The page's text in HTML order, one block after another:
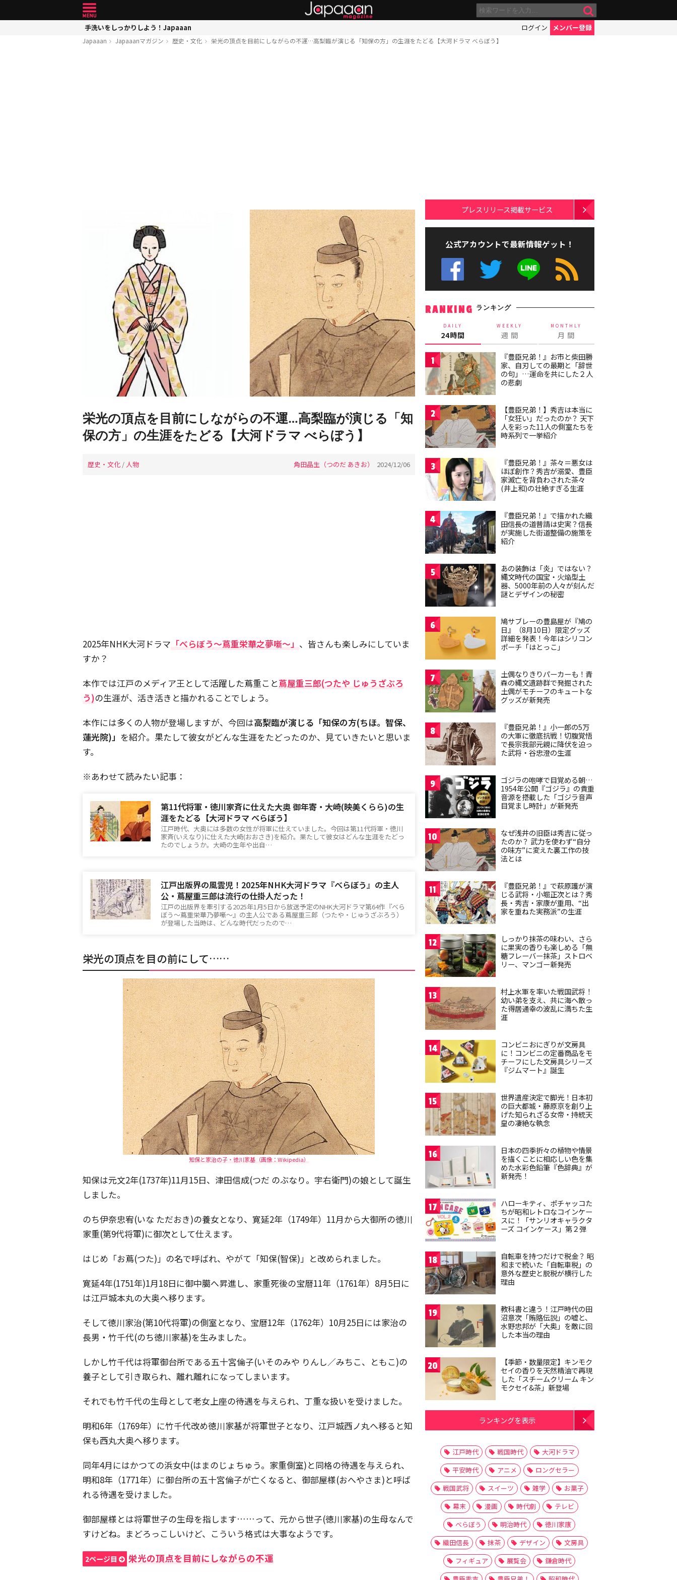
手洗いをしっかりしよう！Japaaan ログイン メンバー登録
Japaaan Japaaanマガジン 歴史・文化 栄光の頂点を目前にしながらの不運…高梨臨が演じる「知保の方」の生涯をたどる【大河ドラマ べらぼう】
栄光の頂点を目前にしながらの不運…高梨臨が演じる「知
保の方」の生涯をたどる【大河ドラマ べらぼう】
歴史・文化 / 人物 角田晶生（つのだ あきお） 2024/12/06
2025年NHK大河ドラマ 「べらぼう～蔦重栄華之夢噺～」 、皆さんも楽しみにしていま
すか？
本作では江戸のメディア王として活躍した蔦重こと蔦屋重三郎(つたや じゅうざぶろ
う)の生涯が、活き活きと描かれることでしょう。
本作には多くの人物が登場しますが、今回は高梨臨が演じる「知保の方(ちほ。智保、
蓮光院)」 を紹介。果たして彼女がどんな生涯をたどったのか、見ていきたいと思いま
す。
※あわせて読みたい記事：
第11代将軍・徳川家斉に仕えた大奥 御年寄・大崎(映美くらら)の生
涯をたどる【大河ドラマ べらぼう】
江戸時代、大奥には多数の女性が将軍に仕えていました。今回は第11代将軍・徳川
家斉(いえなり)に仕えた大崎(おおさき)を紹介。果たして彼女はどんな生涯をたどっ
たのでしょうか。大崎の生年や出自…
江戸出版界の風雲児！2025年NHK大河ドラマ『べらぼう』の主人
公・蔦屋重三郎は流行の仕掛人だった！
江戸の出版界を牽引する2025年1月5日から放送予定のNHK大河ドラマ第64作『べら
ぼう〜蔦重栄華乃夢噺〜』の主人公である蔦屋重三郎（つたや・じゅうざぶろう）
が登場した当時は、どんな時代だったので…
栄光の頂点を目の前にして……
知保と家治の子・徳川家基（画像：Wikipedia）
知保は元文2年(1737年)11月15日、津田信成(つだ のぶなり。宇右衛門)の娘として誕生
しました。
のち伊奈忠宥(いな ただおき)の養女となり、寛延2年（1749年）11月から大御所の徳川
家重(第9代将軍)に御次として仕えます。
はじめ「お蔦(つた)」の名で呼ばれ、やがて「知保(智保)」と改められました。
寛延4年(1751年)1月18日に御中臈へ昇進し、家重死後の宝暦11年（1761年）8月5日に
は江戸城本丸の大奥へ移ります。
そして徳川家治(第10代将軍)の側室となり、宝暦12年（1762年）10月25日には家治の
長男・竹千代(のち徳川家基)を生みました。
しかし竹千代は将軍御台所である五十宮倫子(いそのみや りんし／みちこ、ともこ)の
養子として引き取られ、離れ離れになってしまいます。
それでも竹千代の生母として老女上座の待遇を与えられ、丁重な扱いを受けました。
明和6年（1769年）に竹千代改め徳川家基が将軍世子となり、江戸城西ノ丸へ移ると知
保も西丸大奥へ移ります。
同年4月にはかつての浜女中(はまのじょちゅう。家重側室)と同格の待遇を与えられ、
明和8年（1771年）に御台所の五十宮倫子が亡くなると、御部屋様(おへやさま)と呼ば
れる待遇を受けました。
御部屋様とは将軍世子の生母を指します……って、元から世子(徳川家基)の生母なんで
すけどね。まどろっこしいけど、こういう格式は大事なようです。
2ページ目 栄光の頂点を目前にしながらの不運
プレスリリース掲載サービス
公式アカウントで最新情報ゲット！
RANKING ランキング
DAILY
24時間
WEEKLY
週 間
MONTHLY
月 間
1
『豊臣兄弟！』お市と柴田勝
家、自刃しての最期と「辞世
の句」…運命を共にした２人
の悲劇
2
【豊臣兄弟！】秀吉は本当に
「女狂い」だったのか？ 天下
人を彩った11人の側室たちを
時系列で一挙紹介
3
『豊臣兄弟！』茶々＝悪女は
ほぼ創作？秀吉が溺愛、豊臣
家滅亡を背負わされた茶々
(井上和)の壮絶すぎる生涯
4
『豊臣兄弟！』で描かれた織
田信長の道普請は史実？信長
が実施した街道整備の施策を
紹介
5
あの装飾は「炎」ではない？
縄文時代の国宝・火焔型土
器、5000年前の人々が刻んだ
謎とデザインの秘密
6
鳩サブレーの豊島屋が『鳩の
日』（8月10日）限定グッズ
詳細を発表！今年はシリコン
ポーチ「はとっこ」
7
土偶なりきりパーカーも！青
森の縄文遺跡群で発掘された
土偶がモチーフのキュートな
グッズが新発売
8
『豊臣兄弟！』小一郎の5万
の大軍に徹底抗戦！切腹覚悟
で長宗我部元親に降伏を迫っ
た武将・谷忠澄の生涯
9
ゴジラの咆哮で目覚める朝…
1954年公開『ゴジラ』の貴重
音源を搭載した「ゴジラ音声
目覚まし時計」が新発売
10
なぜ浅井の旧臣は秀吉に従っ
たのか？ 武力を使わず“自分
の味方”に変えた裏工作の技
法とは
11
『豊臣兄弟！』で萩原護が演
じる武将・小堀正次とは？秀
長・秀吉・家康が重用、“出
家を重ねた実務派”の生涯
12
しっかり抹茶の味わい、さら
に果実の香りも楽しめる「無
糖フレーバー抹茶」ストロベ
リー、マンゴー新発売
13
村上水軍を率いた戦国武将！
幼い弟を支え、共に海へ散っ
た得居通幸の波乱に満ちた生
涯
14
コンビニおにぎりが文房具
に！コンビニの定番商品をモ
チーフにした文房具シリーズ
『ジムマート』誕生
15
世界遺産決定で脚光！日本初
の巨大都城・藤原京を創り上
げた知られざる女帝・持統天
皇の凄絶な執念
16
日本の四季折々の植物や情景
を描くことに相応しい色を集
めた水彩色鉛筆『色辞典』が
新発売！
17
ハローキティ、ポチャッコた
ちが昭和レトロなコインケー
スに！「サンリオキャラクタ
ーズ コインケース」第２弾
18
自転車を持つだけで税金？ 昭
和まで続いた「自転車税」の
意外な歴史と脱税が横行した
理由
19
教科書と違う！江戸時代の田
沼意次「賄賂伝説」の嘘と、
水野忠邦が「大奥」を敵に回
した本当の理由
20
【季節・数量限定】キンモク
セイの香りを天然精油で再現
した「スチームクリーム キン
モクセイ&茶」新登場
ランキングを表示
江戸時代 戦国時代
大河ドラマ
平安時代
アニメ
ロングセラー
戦国武将
スイーツ 雑学
お菓子
幕末
漫画 時代劇
テレビ
べらぼう
明治時代
徳川家康
織田信長
抹茶 デザイン
文房具
フィギュア
展覧会
鎌倉時代